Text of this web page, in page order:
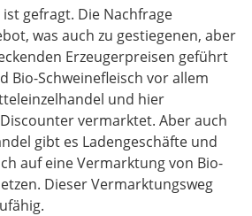
gefragt. Die Nachfrage
was auch zu gestiegenen, aber
Erzeugerpreisen geführt
Bio-Schweinefleisch vor allem
und hier
vermarktet. Aber auch
gibt es Ladengeschäfte und
auf eine Vermarktung von Bio-
Dieser Vermarktungsweg